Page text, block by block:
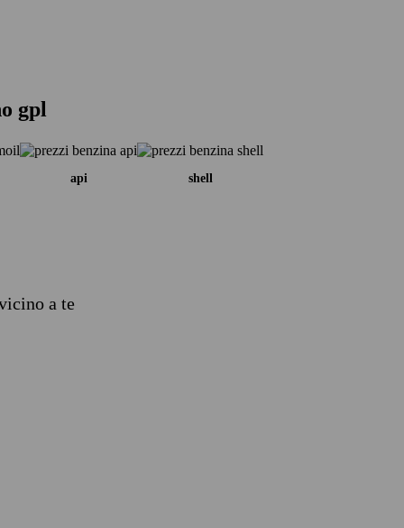
gpl
api shell
a te